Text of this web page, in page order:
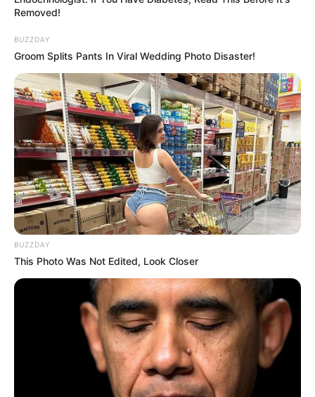
Removed!
BUZZDAY
Groom Splits Pants In Viral Wedding Photo Disaster!
BUZZDAY
This Photo Was Not Edited, Look Closer